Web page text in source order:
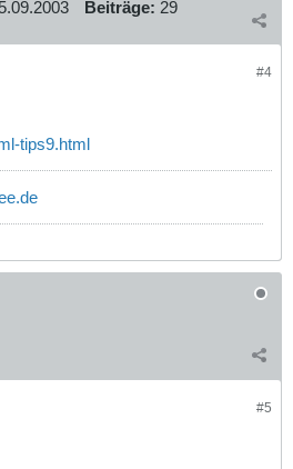
Beiträge: 29
#4
tips9.html
#5